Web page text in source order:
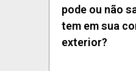
pode ou não
tem em sua
exterior?